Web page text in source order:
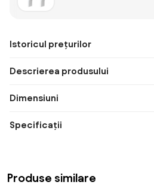
Istoricul prețurilor
Descrierea produsului
Dimensiuni
Specificații
Produse similare